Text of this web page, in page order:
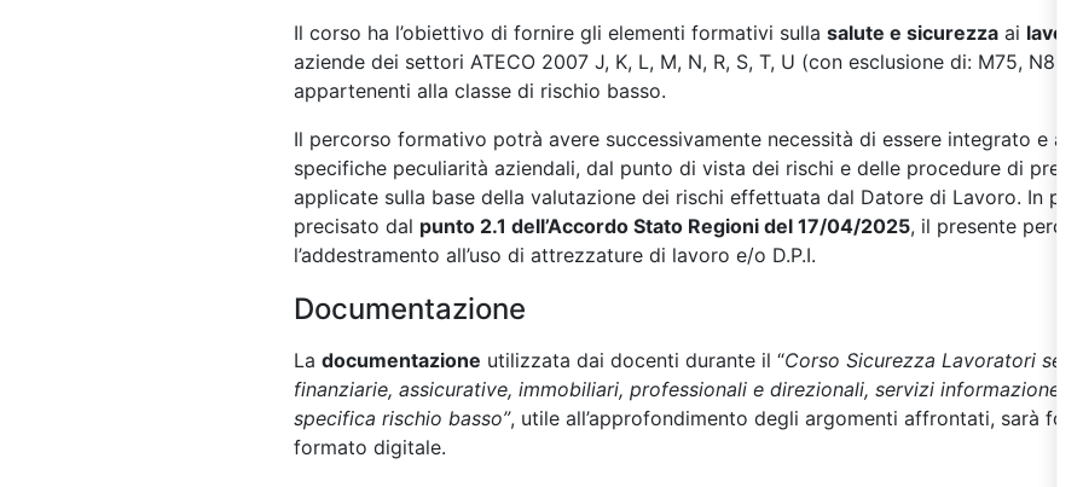
Il corso ha l’obiettivo di fornire gli elementi formativi sulla salute e sicurezza ai
aziende dei settori ATECO 2007 J, K, L, M, N, R, S, T, U (con esclusione di: M75, N80,
appartenenti alla classe di rischio basso.
Il percorso formativo potrà avere successivamente necessità di essere integrato e
specifiche peculiarità aziendali, dal punto di vista dei rischi e delle procedure di
applicate sulla base della valutazione dei rischi effettuata dal Datore di Lavoro. In
precisato dal punto 2.1 dell’Accordo Stato Regioni del 17/04/2025, il presente
l’addestramento all’uso di attrezzature di lavoro e/o D.P.I.
Documentazione
La documentazione utilizzata dai docenti durante il “Corso Sicurezza Lavoratori
finanziarie, assicurative, immobiliari, professionali e direzionali, servizi informazione e
specifica rischio basso”, utile all’approfondimento degli argomenti affrontati, sarà
formato digitale.